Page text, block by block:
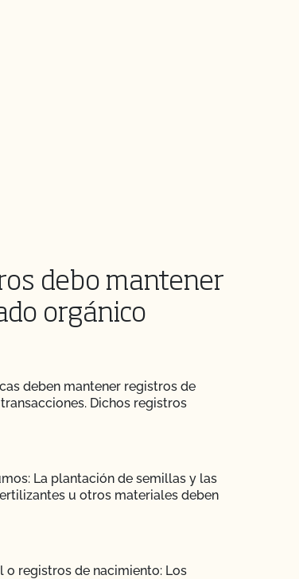
debo mantener
orgánico
deben mantener registros de
Dichos registros
La plantación de semillas y las
u otros materiales deben
o registros de nacimiento: Los